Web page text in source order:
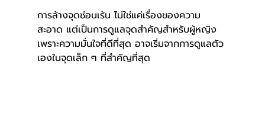
การล้างจุดซ่อนเร้น ไม่ใช่แค่เรื่องของความ
สะอาด แต่เป็นการดูแลจุดสำคัญสำหรับผู้หญิง
เพราะความมั่นใจที่ดีที่สุด อาจเริ่มจากการดูแลตัว
เองในจุดเล็ก ๆ ที่สำคัญที่สุด